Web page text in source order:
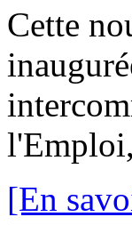
Cette
[En